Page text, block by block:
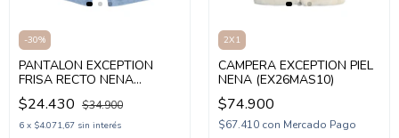
-30%
PANTALON EXCEPTION
FRISA RECTO NENA
(EX26MPK96)
$24.430 $34.900
6 x $4.071,67 sin interés
2X1
CAMPERA EXCEPTION PIEL
NENA (EX26MAS10)
$74.900
$67.410 con Mercado Pago